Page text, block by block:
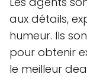
aux détails,
humeur. Ils
pour obtenir
le meilleur